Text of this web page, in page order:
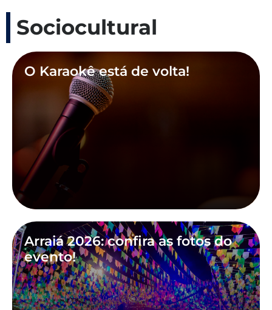
Sociocultural
O Karaokê está de volta!
Arraiá 2026: confira as fotos do
evento!